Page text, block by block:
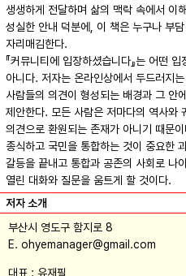
생생하게 전달하며 삶의 맥락 속에서 이
성실한 안내 덕분에, 이 책은 누구나 부
자리매김한다.
『커뮤니티에 입장하셨습니다』는 어떤
아니다. 저자는 온라인상에서 두드러지
사람들의 의견이 형성되는 배경과 그 안
제안한다. 모든 사람은 저마다의 역사와
의견으로 환원되는 존재가 아니기 때문
종식하고 국민을 통합하는 것이 중요한
갈등을 끝내고 통합과 공존의 사회로 나
열린 대화와 질문을 움트게 할 것이다.
저자 소개
부산시 영도구 함지로 8
E. ohyemanager@gmail.com
대표 : 유재필